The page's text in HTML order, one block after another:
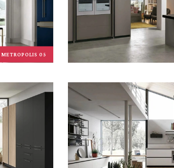
METROPOLIS 05